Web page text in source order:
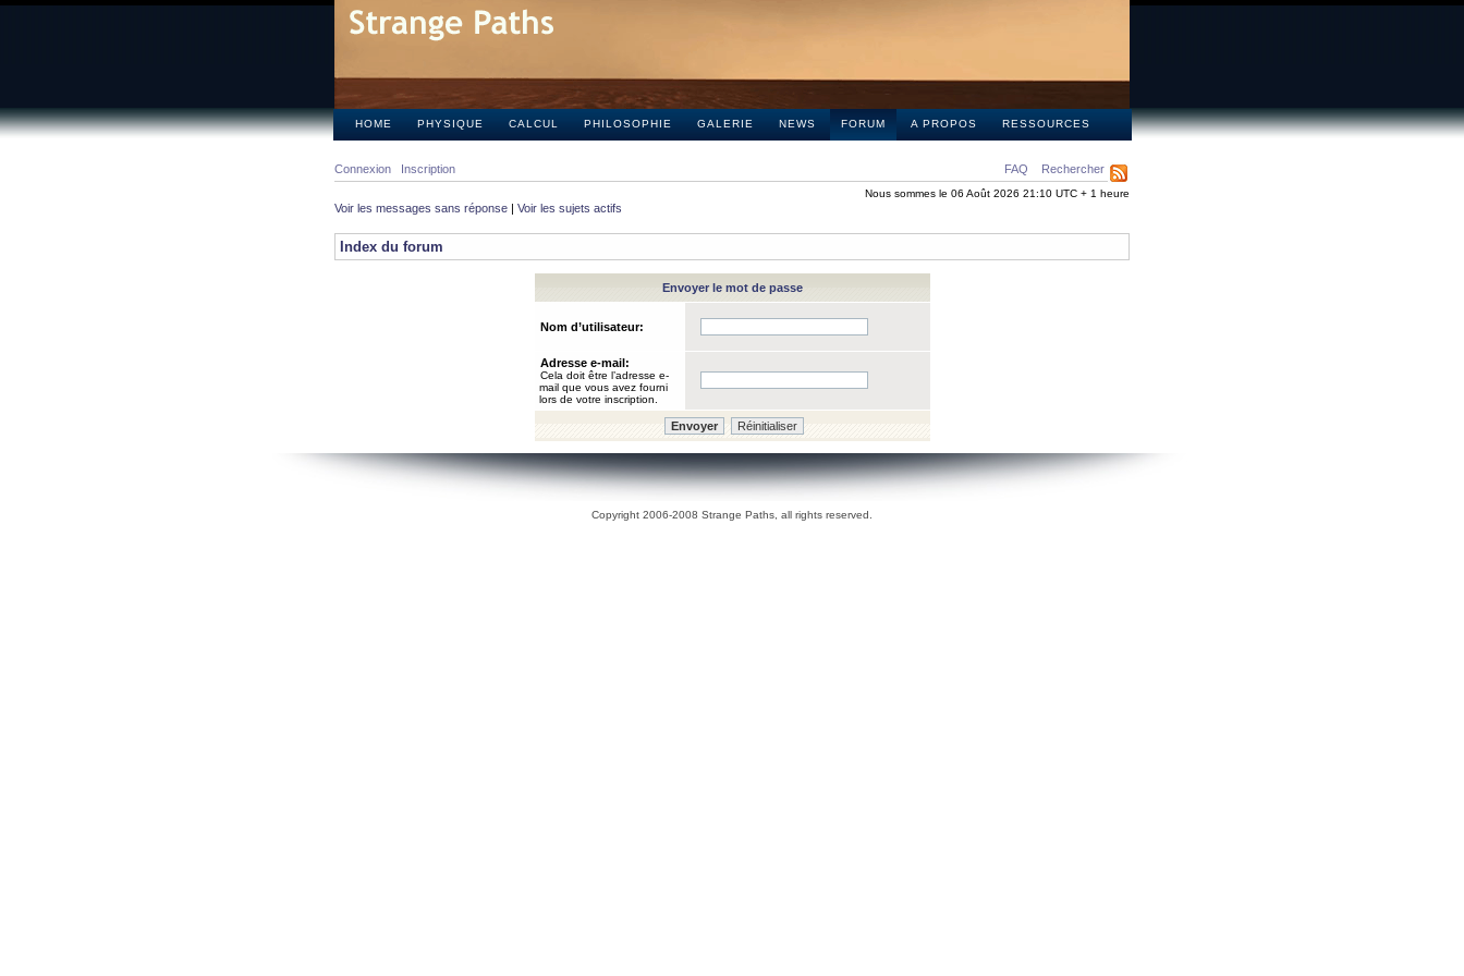
HOME PHYSIQUE CALCUL PHILOSOPHIE GALERIE NEWS FORUM A PROPOS RESSOURCES
FAQ Rechercher
Connexion Inscription
Nous sommes le 06 Août 2026 21:10 UTC + 1 heure
Voir les messages sans réponse | Voir les sujets actifs
Index du forum
Envoyer le mot de passe
Nom d’utilisateur:
Adresse e-mail:
Cela doit être l’adresse e-
mail que vous avez fourni
lors de votre inscription.
Copyright 2006-2008 Strange Paths, all rights reserved.